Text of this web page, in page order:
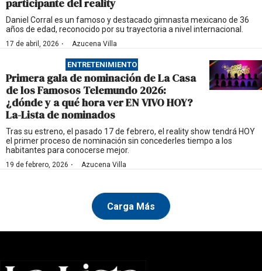
participante del reality
Daniel Corral es un famoso y destacado gimnasta mexicano de 36
años de edad, reconocido por su trayectoria a nivel internacional.
17 de abril, 2026 · Azucena Villa
ENTRETENIMIENTO
Primera gala de nominación de La Casa
de los Famosos Telemundo 2026:
¿dónde y a qué hora ver EN VIVO HOY?
La-Lista de nominados
Tras su estreno, el pasado 17 de febrero, el reality show tendrá HOY
el primer proceso de nominación sin concederles tiempo a los
habitantes para conocerse mejor.
19 de febrero, 2026 · Azucena Villa
Carga Más